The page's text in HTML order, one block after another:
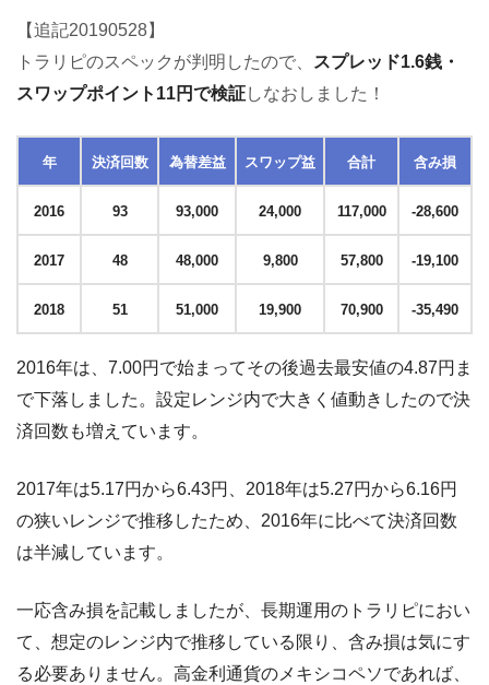
【追記20190528】
トラリピのスペックが判明したので、
スプレッド1.6銭・
スワップポイント11円で検証しなおしました！
年 決済回数 為替差益 スワップ益 合計 含み損
2016 93 93,000 24,000 117,000 -28,600
2017 48 48,000 9,800 57,800 -19,100
2018 51 51,000 19,900 70,900 -35,490
2016年は、7.00円で始まってその後過去最安値の4.87円ま
で下落しました。設定レンジ内で大きく値動きしたので決
済回数も増えています。
2017年は5.17円から6.43円、2018年は5.27円から6.16円
の狭いレンジで推移したため、2016年に比べて決済回数
は半減しています。
一応含み損を記載しましたが、長期運用のトラリピにおい
て、想定のレンジ内で推移している限り、含み損は気にす
る必要ありません。高金利通貨のメキシコペソであれば、